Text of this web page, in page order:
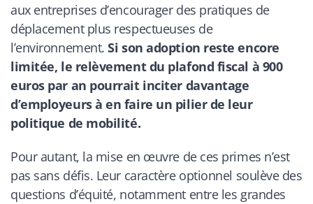
aux entreprises d’encourager des pratiques de
déplacement plus respectueuses de
l’environnement.Si son adoption reste encore
limitée, le relèvement du plafond fiscal à 900
euros par an pourrait inciter davantage
d’employeurs à en faire un pilier de leur
politique de mobilité.
Pour autant, la mise en œuvre de ces primes n’est
pas sans défis. Leur caractère optionnel soulève des
questions d’équité, notamment entre les grandes